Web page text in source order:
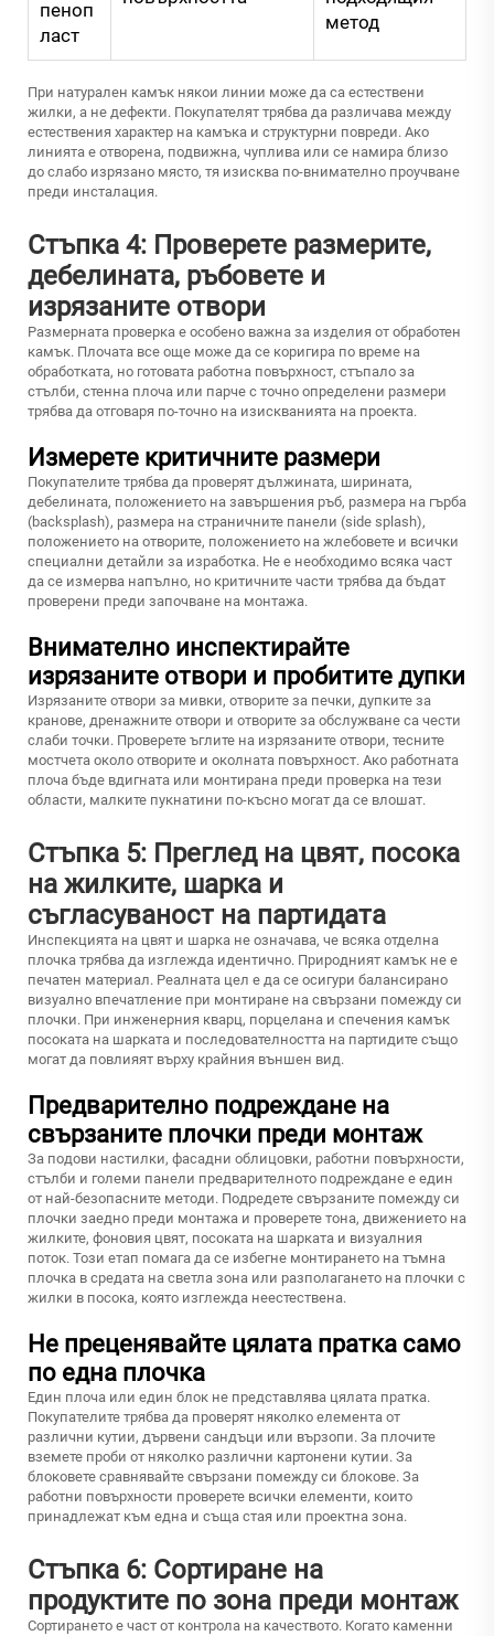
пеноп
ласт
метод
При натурален камък някои линии може да са естествени
жилки, а не дефекти. Покупателят трябва да различава между
естествения характер на камъка и структурни повреди. Ако
линията е отворена, подвижна, чуплива или се намира близо
до слабо изрязано място, тя изисква по-внимателно проучване
преди инсталация.
Стъпка 4: Проверете размерите,
дебелината, ръбовете и
изрязаните отвори
Размерната проверка е особено важна за изделия от обработен
камък. Плочата все още може да се коригира по време на
обработката, но готовата работна повърхност, стъпало за
стълби, стенна плоча или парче с точно определени размери
трябва да отговаря по-точно на изискванията на проекта.
Измерете критичните размери
Покупателите трябва да проверят дължината, ширината,
дебелината, положението на завършения ръб, размера на гърба
(backsplash), размера на страничните панели (side splash),
положението на отворите, положението на жлебовете и всички
специални детайли за изработка. Не е необходимо всяка част
да се измерва напълно, но критичните части трябва да бъдат
проверени преди започване на монтажа.
Внимателно инспектирайте
изрязаните отвори и пробитите дупки
Изрязаните отвори за мивки, отворите за печки, дупките за
кранове, дренажните отвори и отворите за обслужване са чести
слаби точки. Проверете ъглите на изрязаните отвори, тесните
мостчета около отворите и околната повърхност. Ако работната
плоча бъде вдигната или монтирана преди проверка на тези
области, малките пукнатини по-късно могат да се влошат.
Стъпка 5: Преглед на цвят, посока
на жилките, шарка и
съгласуваност на партидата
Инспекцията на цвят и шарка не означава, че всяка отделна
плочка трябва да изглежда идентично. Природният камък не е
печатен материал. Реалната цел е да се осигури балансирано
визуално впечатление при монтиране на свързани помежду си
плочки. При инженерния кварц, порцелана и спечения камък
посоката на шарката и последователността на партидите също
могат да повлияят върху крайния външен вид.
Предварително подреждане на
свързаните плочки преди монтаж
За подови настилки, фасадни облицовки, работни повърхности,
стълби и големи панели предварителното подреждане е един
от най-безопасните методи. Подредете свързаните помежду си
плочки заедно преди монтажа и проверете тона, движението на
жилките, фоновия цвят, посоката на шарката и визуалния
поток. Този етап помага да се избегне монтирането на тъмна
плочка в средата на светла зона или разполагането на плочки с
жилки в посока, която изглежда неестествена.
Не преценявайте цялата пратка само
по една плочка
Един плоча или един блок не представлява цялата пратка.
Покупателите трябва да проверят няколко елемента от
различни кутии, дървени сандъци или вързопи. За плочите
вземете проби от няколко различни картонени кутии. За
блоковете сравнявайте свързани помежду си блокове. За
работни повърхности проверете всички елементи, които
принадлежат към една и съща стая или проектна зона.
Стъпка 6: Сортиране на
продуктите по зона преди монтаж
Сортирането е част от контрола на качеството. Когато каменни